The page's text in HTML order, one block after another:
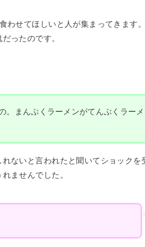
わせてほしいと人が集まってきます
ったのです。
。まんぷくラーメンがてんぷくラーメ
ないと言われたと聞いてショックを
ませんでした。